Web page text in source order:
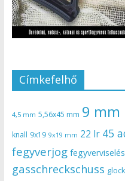
Címkefelhő
4,5 mm 5,56x45 mm 9 mm
knall 9x19 9x19 mm 22 lr 45
fegyverjog fegyverviselés
gasschreckschuss glock